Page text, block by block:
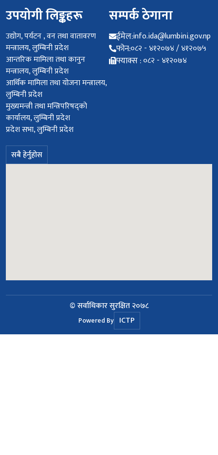
उपयोगी लिङ्कहरू
उद्योग, पर्यटन , वन तथा वातावरण
मन्त्रालय, लुम्बिनी प्रदेश
आन्तरिक मामिला तथा कानुन
मन्त्रालय, लुम्बिनी प्रदेश
आर्थिक मामिला तथा योजना मन्त्रालय,
लुम्बिनी प्रदेश
मुख्यमन्त्री तथा मन्त्रिपरिषद्को
कार्यालय, लुम्बिनी प्रदेश
प्रदेश सभा, लुम्बिनी प्रदेश
सबै हेर्नुहोस
सम्पर्क ठेगाना
ईमेल:info.ida@lumbini.gov.np
फोन:०८२ - ४१२०७४ / ४१२०७५
फ्याक्स :०८२ - ४१२०७४
© सर्वाधिकार सुरक्षित २०७८
Powered By ICTP